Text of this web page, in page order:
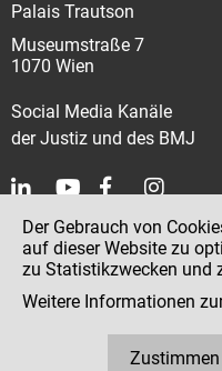
Palais Trautson
Museumstraße 7
1070 Wien
Social Media Kanäle
der Justiz und des BMJ
Kontakt
Impressum
Datenschutz
Der Gebrauch von
auf dieser Website zu
zu Statistikzwecken und
Weitere Informationen
Zustimmen